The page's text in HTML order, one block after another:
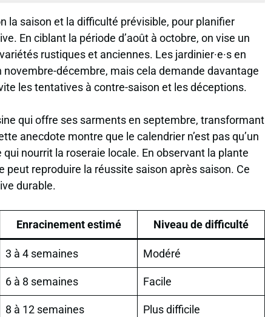
la saison et la difficulté prévisible, pour planifier
En ciblant la période d’août à octobre, on vise un
rustiques et anciennes. Les jardinier·e·s en
décembre, mais cela demande davantage
les tentatives à contre-saison et les déceptions.
qui offre ses sarments en septembre, transformant
anecdote montre que le calendrier n’est pas qu’un
nourrit la roseraie locale. En observant la plante
reproduire la réussite saison après saison. Ce
durable.
Enracinement estimé Niveau de difficulté
3 à 4 semaines Modéré
6 à 8 semaines Facile
8 à 12 semaines Plus difficile